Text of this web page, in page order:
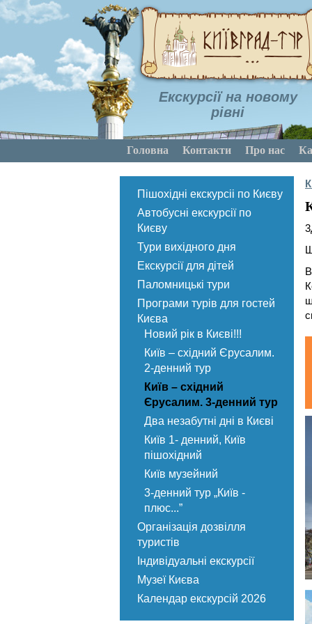
Екскурсії на новому
рівні
Головна Контакти Про нас
Пішохідні екскурсіі по Києву
Автобусні екскурсії по
Києву
Тури вихідного дня
Екскурсії для дітей
Паломницькі тури
Програми турів для гостей
Києва
Новий рік в Києві!!!
Київ – східний Єрусалим.
2-денний тур
Київ – східний
Єрусалим. 3-денний тур
Два незабутні дні в Києві
Київ 1- денний, Київ
пішохідний
Київ музейний
3-денний тур „Київ -
плюс...”
Організація дозвілля
туристів
Індивідуальні екскурсії
Музеї Києва
Календар екскурсій 2026